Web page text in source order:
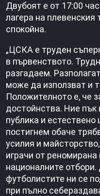
Двубоят е от 17:00
лагера на плевенския
спокойна.
„ЦСКА е труден
в първенството.
разгадаем.
може да използват и
Положителното е, че
достойнства. Ние
публика и
постигнем обаче
усилия и
играчи от
националните
футболистите ни се
при пълно